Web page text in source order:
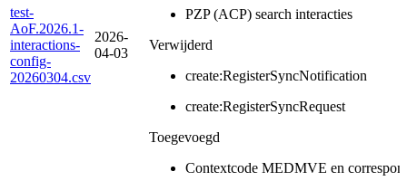
test-
AoF.2026.1-
interactions-
config-
20260304.csv
2026-
04-03
PZP (ACP) search interacties
Verwijderd
create:RegisterSyncNotification
create:RegisterSyncRequest
Toegevoegd
Contextcode MEDMVE en